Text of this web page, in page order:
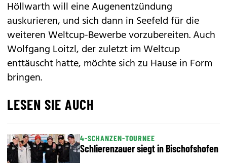
Höllwarth will eine Augenentzündung
auskurieren, und sich dann in Seefeld für die
weiteren Weltcup-Bewerbe vorzubereiten. Auch
Wolfgang Loitzl, der zuletzt im Weltcup
enttäuscht hatte, möchte sich zu Hause in Form
bringen.
LESEN SIE AUCH
4-SCHANZEN-TOURNEE
Schlierenzauer siegt in Bischofshofen